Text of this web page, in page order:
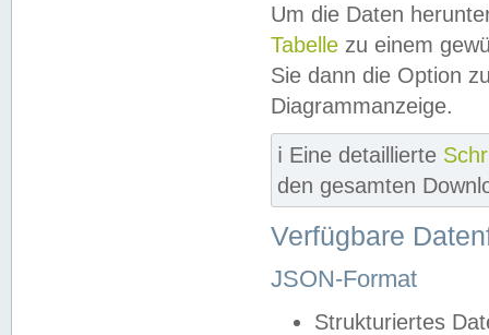
Um die Daten
Tabelle zu einem
Sie dann die Option
Diagrammanzeige.
ℹ️ Eine detaillierte
den gesamten
Verfügbare
JSON-Format
Strukturiertes